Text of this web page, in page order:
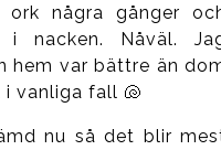
några gånger
i nacken. Nåväl.
hem var bättre än
vanliga fall 🐚
nu så det blir